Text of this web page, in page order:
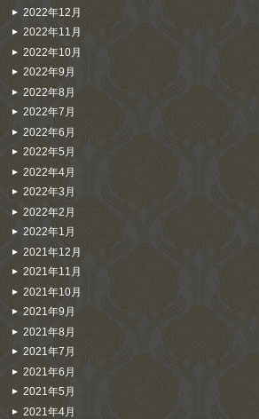
2022年12月
2022年11月
2022年10月
2022年9月
2022年8月
2022年7月
2022年6月
2022年5月
2022年4月
2022年3月
2022年2月
2022年1月
2021年12月
2021年11月
2021年10月
2021年9月
2021年8月
2021年7月
2021年6月
2021年5月
2021年4月